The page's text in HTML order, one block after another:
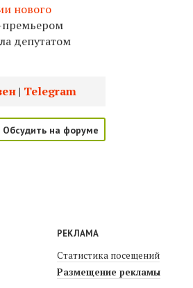
нового
депутатом
| Telegram
Обсудить на форуме
РЕКЛАМА
Статистика посещений
Размещение рекламы